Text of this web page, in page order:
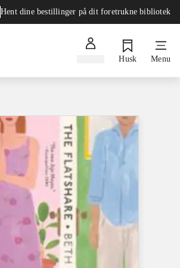
Hent dine bestillinger på dit foretrukne bibliotek
Husk Menu